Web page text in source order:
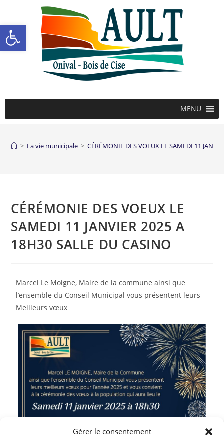
Ouvrir la barre d’outils
Gérer le consentement
MENU
> La vie municipale > CÉRÉMONIE DES VOEUX LE SAMEDI 11
CÉRÉMONIE DES VOEUX LE
SAMEDI 11 JANVIER 2025 A
18H30 SALLE DU CASINO
Marcel Le Moigne, Maire de la commune ainsi que
l’ensemble du Conseil Municipal vous présentent leurs
Meilleurs vœux